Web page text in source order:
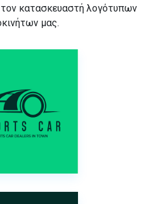
κατασκευαστή λογότυπων
μας.